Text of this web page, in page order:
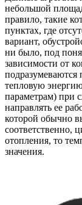
небольшой
правило, такие
пунктах, где
вариант,
ни было, под
зависимости от
тепловую
параметрам) при
направлять ее
которой обычно
соответственно,
отопления, то
значения.